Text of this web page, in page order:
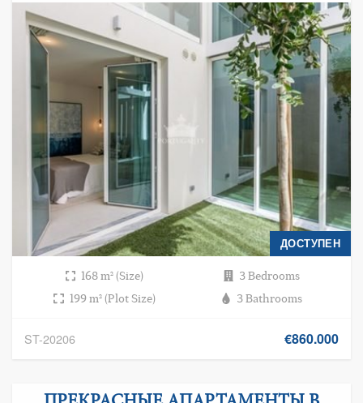
ДОСТУПЕН
168 m² (Size)
3 Bedrooms
199 m² (Plot Size)
3 Bathrooms
ST-20206 €860.000